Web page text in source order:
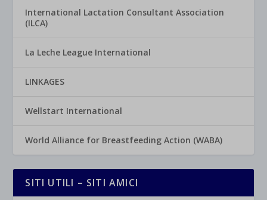
International Lactation Consultant Association
(ILCA)
La Leche League International
LINKAGES
Wellstart International
World Alliance for Breastfeeding Action (WABA)
SITI UTILI – SITI AMICI